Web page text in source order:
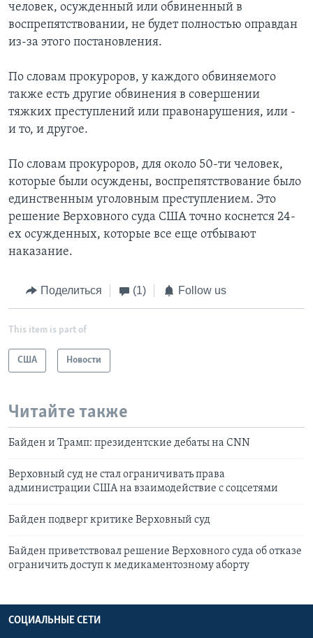
человек, осужденный или обвиненный в
воспрепятствовании, не будет полностью оправдан
из-за этого постановления.
По словам прокуроров, у каждого обвиняемого
также есть другие обвинения в совершении
тяжких преступлений или правонарушения, или -
и то, и другое.
По словам прокуроров, для около 50-ти человек,
которые были осуждены, воспрепятствование было
единственным уголовным преступлением. Это
решение Верховного суда США точно коснется 24-
ех осужденных, которые все еще отбывают
наказание.
Поделиться (1) Follow us
This item is part of
США Новости
Читайте также
Байден и Трамп: президентские дебаты на CNN
Верховный суд не стал ограничивать права
администрации США на взаимодействие с соцсетями
Байден подверг критике Верховный суд
Байден приветствовал решение Верховного суда об отказе
ограничить доступ к медикаментозному аборту
СОЦИАЛЬНЫЕ СЕТИ